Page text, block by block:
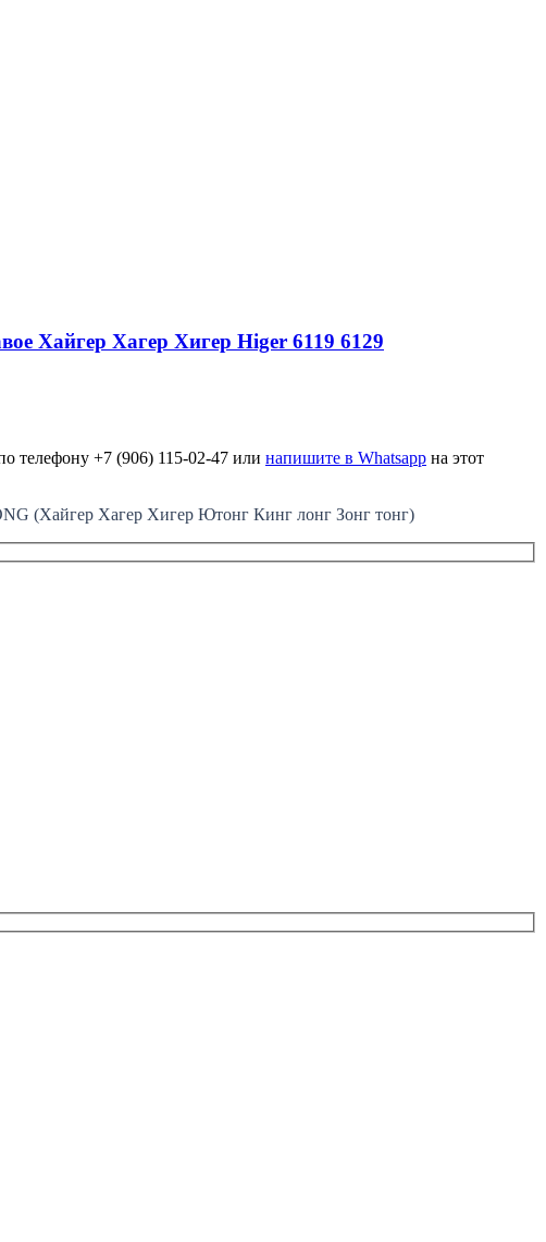
Хайгер Хагер Хигер Higer 6119 6129
телефону +7 (906) 115-02-47 или напишите в Whatsapp на этот
(Хайгер Хагер Хигер Ютонг Кинг лонг Зонг тонг)